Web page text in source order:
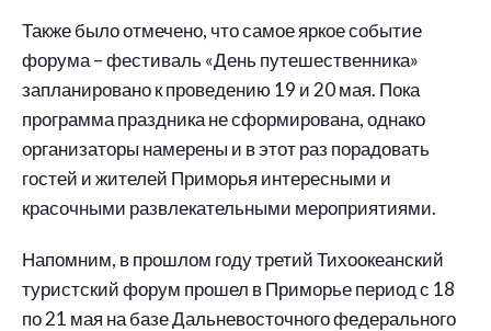
Также было отмечено, что самое яркое событие
форума – фестиваль «День путешественника»
запланировано к проведению 19 и 20 мая. Пока
программа праздника не сформирована, однако
организаторы намерены и в этот раз порадовать
гостей и жителей Приморья интересными и
красочными развлекательными мероприятиями.
Напомним, в прошлом году третий Тихоокеанский
туристский форум прошел в Приморье период с 18
по 21 мая на базе Дальневосточного федерального